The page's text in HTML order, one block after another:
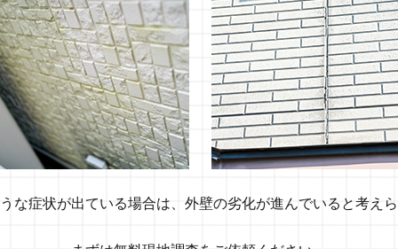
な症状が出ている場合は、外壁の劣化が進んでいると考え